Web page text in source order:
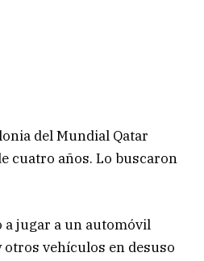
del Mundial Qatar
cuatro años. Lo buscaron
a jugar a un automóvil
otros vehículos en desuso